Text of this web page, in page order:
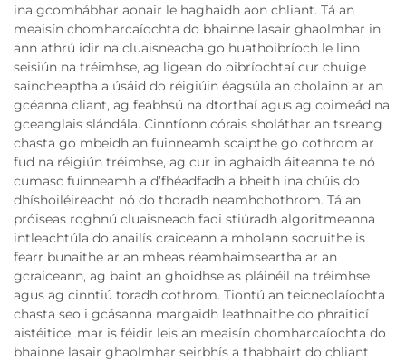
ina gcomhábhar aonair le haghaidh aon chliant. Tá an
meaisín chomharcaíochta do bhainne lasair ghaolmhar in
ann athrú idir na cluaisneacha go huathoibríoch le linn
seisiún na tréimhse, ag ligean do oibríochtaí cur chuige
saincheaptha a úsáid do réigiúin éagsúla an cholainn ar an
gcéanna cliant, ag feabhsú na dtorthaí agus ag coimeád na
gceanglais slándála. Cinntíonn córais sholáthar an tsreang
chasta go mbeidh an fuinneamh scaipthe go cothrom ar
fud na réigiún tréimhse, ag cur in aghaidh áiteanna te nó
cumasc fuinneamh a d’fhéadfadh a bheith ina chúis do
dhíshoiléireacht nó do thoradh neamhchothrom. Tá an
próiseas roghnú cluaisneach faoi stiúradh algoritmeanna
intleachtúla do anailís craiceann a mholann socruithe is
fearr bunaithe ar an mheas réamhaimseartha ar an
gcraiceann, ag baint an ghoidhse as pláinéil na tréimhse
agus ag cinntiú toradh cothrom. Tiontú an teicneolaíochta
chasta seo i gcásanna margaidh leathnaithe do phraiticí
aistéitice, mar is féidir leis an meaisín chomharcaíochta do
bhainne lasair ghaolmhar seirbhís a thabhairt do chliant